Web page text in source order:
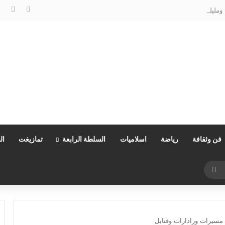
الداخلية توضح
فن وثقافة رياضة اسلاميات السلطة الرابعة تمازيغت
عن
ورادارات وقنابل